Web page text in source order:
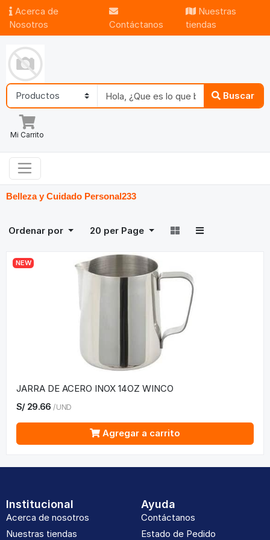
Acerca de
Nosotros
Contáctanos
Nuestras
tiendas
Buscar
Mi Carrito
Belleza y Cuidado Personal233
Ordenar por 20 per Page
NEW
JARRA DE ACERO INOX 14OZ WINCO
S/ 29.66 /UND
Agregar a carrito
Institucional
Acerca de nosotros
Nuestras tiendas
Ayuda
Contáctanos
Estado de Pedido